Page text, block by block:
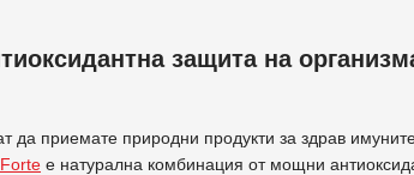
защита на
да приемате природни продукти за здрав
Forte е натурална комбинация от мощни